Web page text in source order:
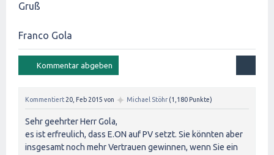
Gruß
Franco Gola
Kommentiert 20, Feb 2015 von ✦ Michael Stöhr (1,180 Punkte)
Sehr geehrter Herr Gola,
es ist erfreulich, dass E.ON auf PV setzt. Sie könnten aber
insgesamt noch mehr Vertrauen gewinnen, wenn Sie ein